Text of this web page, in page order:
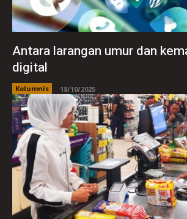
Antara larangan umur dan
digital
Kolumnis 18/10/2025